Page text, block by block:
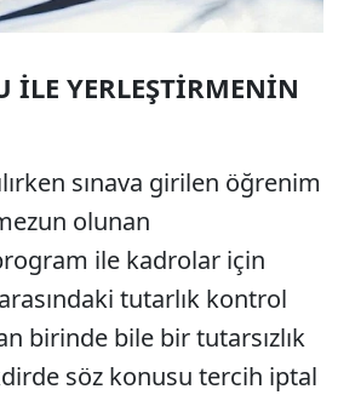
İLE YERLEŞTİRMENİN
sınava girilen öğrenim
olunan
ile kadrolar için
tutarlık kontrol
birinde bile bir tutarsızlık
söz konusu tercih iptal